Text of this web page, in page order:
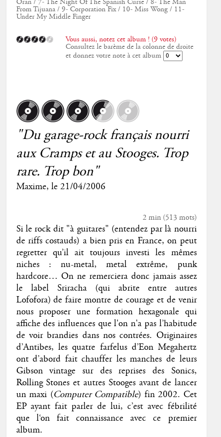
Oran / 7- The Night Of The Spanish Curse / 8- The Man
From Tijuana / 9- Corporation Fix / 10- Miss Wong / 11-
Under My Middle Finger
Vous aussi, notez cet album ! (9 votes)
Consultez le barème de la colonne de droite
et donnez votre note à cet album
"Du garage-rock français nourri
aux Cramps et au Stooges. Trop
rare. Trop bon"
Maxime, le 21/04/2006
2 min(513 mots)
Si le rock dit "à guitares" (entendez par là nourri
de riffs costauds) a bien pris en France, on peut
regretter qu’il ait toujours investi les mêmes
niches : nu-metal, metal extrême, punk
hardcore… On ne remerciera donc jamais assez
le label Sriracha (qui abrite entre autres
Lofofora) de faire montre de courage et de venir
nous proposer une formation hexagonale qui
affiche des influences que l'on n'a pas l’habitude
de voir brandies dans nos contrées. Originaires
d’Antibes, les quatre farfelus d’Eon Megahertz
ont d’abord fait chauffer les manches de leurs
Gibson vintage sur des reprises des Sonics,
Rolling Stones et autres Stooges avant de lancer
un maxi (Computer Compatible) fin 2002. Cet
EP ayant fait parler de lui, c’est avec fébrilité
que l‘on fait connaissance avec ce premier
album.